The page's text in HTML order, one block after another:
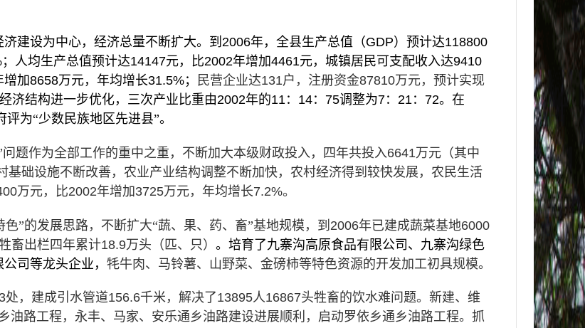
建设为中心，经济总量不断扩大。到 2006年，全县生产总值（GDP）预计达118800
；人均生产总值预计达14147元，比2002年增加4461元，城镇居民可支配收入达9410
增加8658万元，年均增长31.5%； 民营企业达131户，注册资金87810万元，预计实现
经济结构进一步优化，三次产业比重由2002年的11： 14： 75调整为7： 21： 72。在
为“少数民族地区先进县”。
题作为全部工作的重中之重，不断加大本级财政投入，四年共投入6641万元（其中
基础设施不断改善，农业产业结构调整不断加快，农村经济得到较快发展，农民生活
万元，比2002年增加3725万元，年均增长7.2%。
”的发展思路，不断扩大“蔬、果、药、畜”基地规模，到 2006年已建成蔬菜基地6000
畜出栏 四年累计18.9万头（匹、只） 。培育了九寨沟高原食品有限公司、九寨沟绿色
司等龙头企业， 牦牛肉、马铃薯、山野菜、金磅柿等特色资源的开发加工初具规模。
处，建成引水管道156.6千米，解决了13895人16867头牲畜的饮水难问题。新建、维
油路工程，永丰、马家、安乐通乡油路建设进展顺利，启动罗依乡通乡油路工程。抓